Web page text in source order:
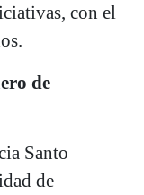
con el
de
Santo
de